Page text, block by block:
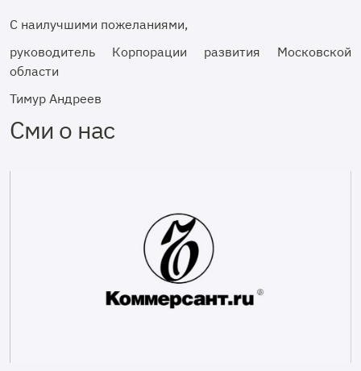
С наилучшими пожеланиями,
руководитель Корпорации развития Московской
области
Тимур Андреев
Сми о нас